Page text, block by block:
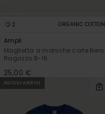
2 ORGANIC COTTON
Ampli
Maglietta a maniche corte Nero
Ragazzo 8-16
25,00 €
NUOVI ARRIVI